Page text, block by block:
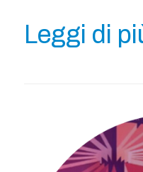
Leggi di